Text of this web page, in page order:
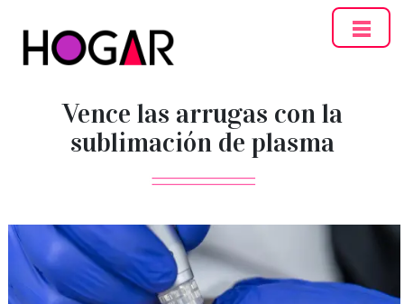
Vence las arrugas con la
sublimación de plasma